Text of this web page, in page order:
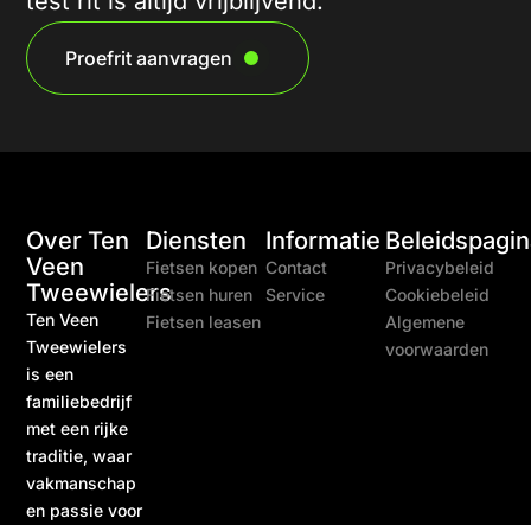
Proefrit aanvragen
Over Ten
Veen
Tweewielers
Ten Veen
Tweewielers
is een
familiebedrijf
met een rijke
traditie, waar
vakmanschap
en passie voor
Diensten
Fietsen kopen
Fietsen huren
Fietsen leasen
Informatie
Contact
Service
Privacybeleid
Cookiebeleid
Algemene
voorwaarden